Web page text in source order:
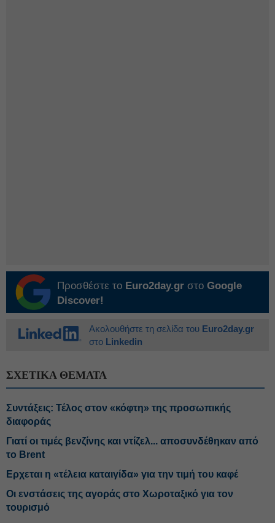
Προσθέστε το Euro2day.gr στο Google
Discover!
Ακολουθήστε τη σελίδα του Euro2day.gr
στο Linkedin
ΣΧΕΤΙΚΑ ΘΕΜΑΤΑ
Συντάξεις: Τέλος στον «κόφτη» της προσωπικής
διαφοράς
Γιατί οι τιμές βενζίνης και ντίζελ... αποσυνδέθηκαν από
το Brent
Ερχεται η «τέλεια καταιγίδα» για την τιμή του καφέ
Οι ενστάσεις της αγοράς στο Χωροταξικό για τον
τουρισμό